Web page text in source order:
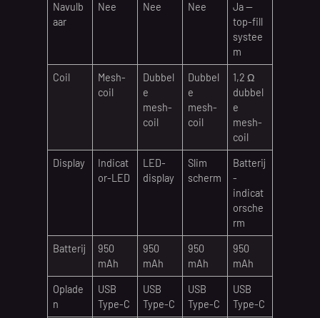
Navulb
aar
Nee Nee Nee
Ja —
top-fill
systee
m
Coil
Mesh-
coil
Dubbel
e
mesh-
coil
Dubbel
e
mesh-
coil
1,2 Ω
dubbel
e
mesh-
coil
Display
Indicat
or-LED
LED-
display
Slim
scherm
Batterij
-
indicat
orsche
rm
Batterij
950
mAh
950
mAh
950
mAh
950
mAh
Oplade
n
USB
Type-C
USB
Type-C
USB
Type-C
USB
Type-C